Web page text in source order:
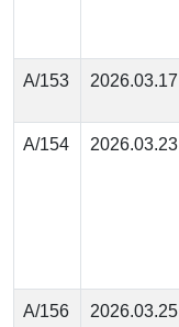
А/153 2026.03.17
А/154 2026.03.23
А/156 2026.03.25